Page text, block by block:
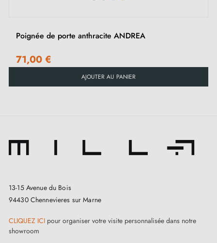
Poignée de porte anthracite ANDREA
71,00 €
AJOUTER AU PANIER
13-15 Avenue du Bois
94430 Chennevieres sur Marne
CLIQUEZ ICI pour organiser votre visite personnalisée dans notre
showroom